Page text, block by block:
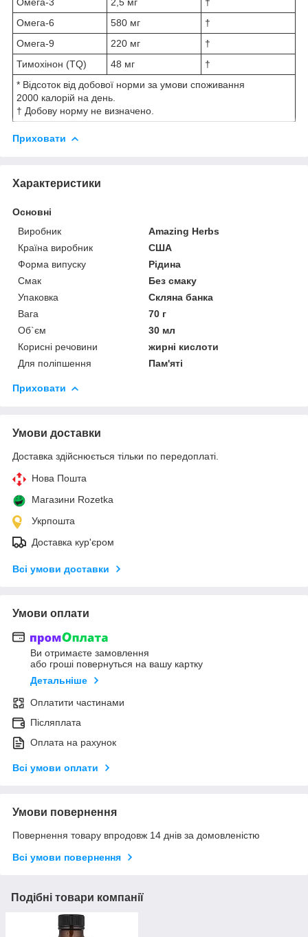
Омега-6
580 мг
†
Омега-9
220 мг
†
Тимохінон (TQ)
48 мг
†
* Відсоток від добової норми за умови споживання
2000 калорій на день.
† Добову норму не визначено.
Приховати
Характеристики
Основні
Виробник
Amazing Herbs
Країна виробник
США
Форма випуску
Рідина
Смак
Без смаку
Упаковка
Скляна банка
Вага
70 г
Об`єм
30 мл
Корисні речовини
жирні кислоти
Для поліпшення
Пам'яті
Приховати
Умови доставки
Доставка здійснюється тільки по передоплаті.
Нова Пошта
Магазини Rozetka
Укрпошта
Доставка кур'єром
Всі умови доставки
Умови оплати
Ви отримаєте замовлення
або гроші повернуться на вашу картку
Детальніше
Оплатити частинами
Післяплата
Оплата на рахунок
Всі умови оплати
Умови повернення
Повернення товару впродовж 14 днів за домовленістю
Всі умови повернення
Подібні товари компанії